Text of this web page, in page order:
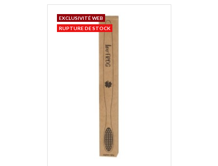
EXCLUSIVITÉ WEB
RUPTURE DE STOCK